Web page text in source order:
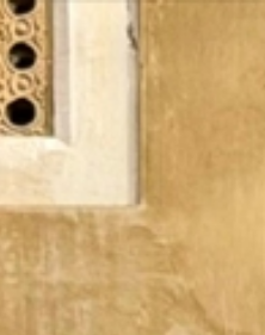
Vés
al
contingut